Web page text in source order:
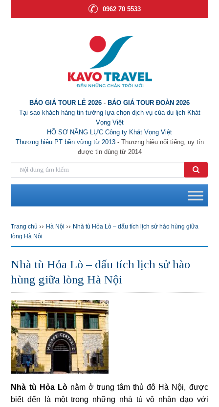
0962 70 5533
BÁO GIÁ TOUR LẺ 2026 - BÁO GIÁ TOUR ĐOÀN 2026
Tại sao khách hàng tin tưởng lựa chọn dịch vụ của du lịch Khát
Vọng Việt
HỒ SƠ NĂNG LỰC Công ty Khát Vọng Việt
Thương hiệu PT bền vững từ 2013- Thương hiệu nổi tiếng, uy tín
được tin dùng từ 2014
Trang chủ ›› Hà Nội ›› Nhà tù Hỏa Lò – dấu tích lịch sử hào hùng giữa
lòng Hà Nội
Nhà tù Hỏa Lò – dấu tích lịch sử hào
hùng giữa lòng Hà Nội
Nhà tù Hỏa Lònằm ở trung tâm thủ đô Hà Nội, được
biết đến là một trong những nhà tù vô nhân đạo với